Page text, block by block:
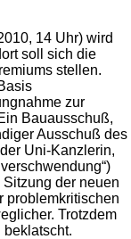
14 Uhr) wird
soll sich die
stellen.
zur
Bauausschuß,
Ausschuß des
Uni-Kanzlerin,
der neuen
problemkritischen
Trotzdem